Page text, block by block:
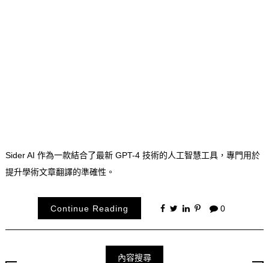
Sider AI 作為一款結合了最新 GPT-4 技術的人工智慧工具，專門用於
提升學術文章翻譯的準確性。
Continue Reading 0
內容搜尋